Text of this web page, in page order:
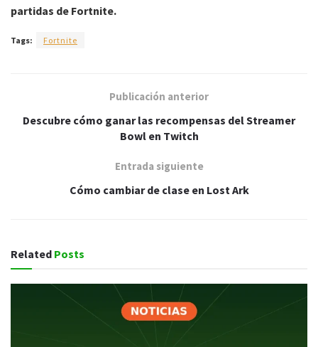
partidas de Fortnite.
Tags: Fortnite
Publicación anterior
Descubre cómo ganar las recompensas del Streamer
Bowl en Twitch
Entrada siguiente
Cómo cambiar de clase en Lost Ark
Related Posts